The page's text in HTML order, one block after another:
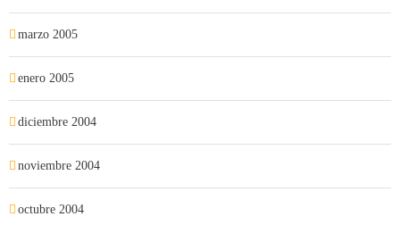
marzo 2005
enero 2005
diciembre 2004
noviembre 2004
octubre 2004